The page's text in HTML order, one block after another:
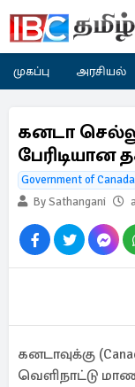
முகப்பு அரசியல்
கனடா
பேரிடியான
Government of Canada
By Sathangani
கனடாவுக்கு
வெளிநாட்டு